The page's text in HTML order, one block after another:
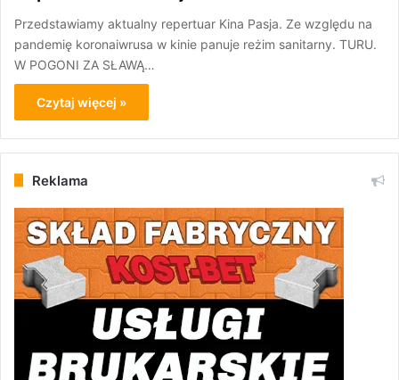
Przedstawiamy aktualny repertuar Kina Pasja. Ze względu na
pandemię koronaiwrusa w kinie panuje reżim sanitarny. TURU.
W POGONI ZA SŁAWĄ…
Czytaj więcej »
Reklama